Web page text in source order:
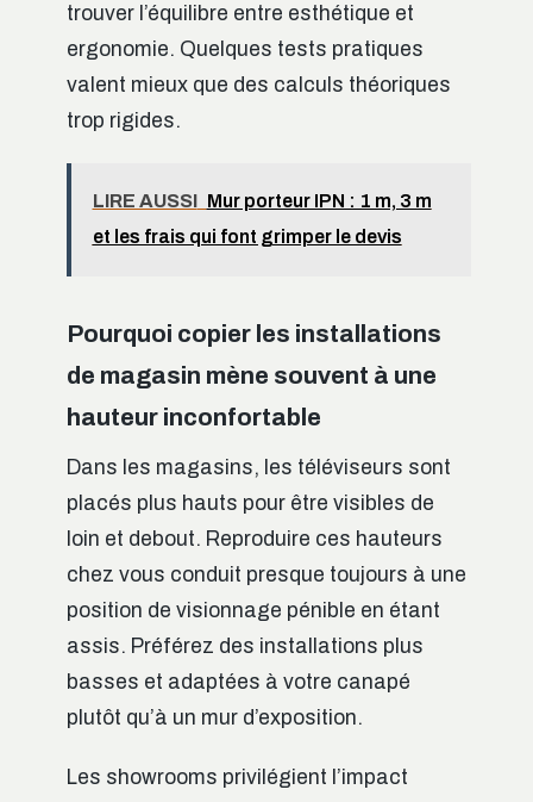
trouver l’équilibre entre esthétique et
ergonomie. Quelques tests pratiques
valent mieux que des calculs théoriques
trop rigides.
LIRE AUSSI
Mur porteur IPN : 1 m, 3 m
et les frais qui font grimper le devis
Pourquoi copier les installations
de magasin mène souvent à une
hauteur inconfortable
Dans les magasins, les téléviseurs sont
placés plus hauts pour être visibles de
loin et debout. Reproduire ces hauteurs
chez vous conduit presque toujours à une
position de visionnage pénible en étant
assis. Préférez des installations plus
basses et adaptées à votre canapé
plutôt qu’à un mur d’exposition.
Les showrooms privilégient l’impact